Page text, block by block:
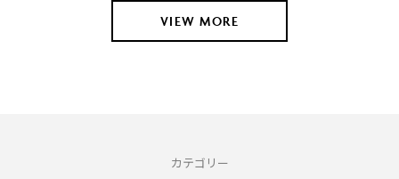
VIEW MORE
カテゴリー